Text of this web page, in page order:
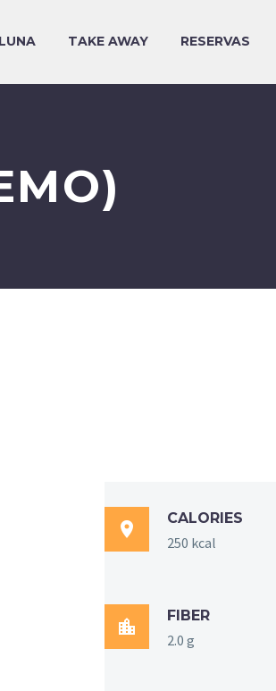
TAKE AWAY RESERVAS

CALORIES
250 kcal

FIBER
2.0 g